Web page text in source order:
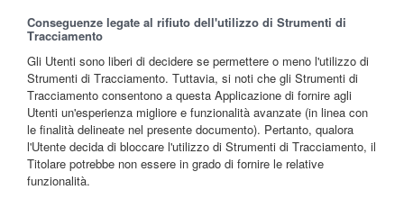
Conseguenze legate al rifiuto dell'utilizzo di Strumenti di
Tracciamento
Gli Utenti sono liberi di decidere se permettere o meno l'utilizzo di
Strumenti di Tracciamento. Tuttavia, si noti che gli Strumenti di
Tracciamento consentono a questa Applicazione di fornire agli
Utenti un'esperienza migliore e funzionalità avanzate (in linea con
le finalità delineate nel presente documento). Pertanto, qualora
l'Utente decida di bloccare l'utilizzo di Strumenti di Tracciamento, il
Titolare potrebbe non essere in grado di fornire le relative
funzionalità.